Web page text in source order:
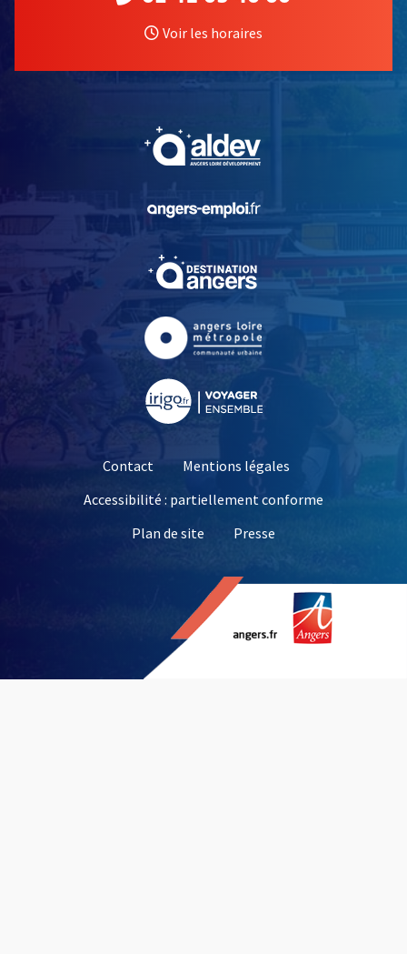
Voir les horaires
, Ouvre une nouvelle
, Ouvre une nouvelle
Contact
Mentions légales
Accessibilité : partiellement conforme
Plan de site
Presse